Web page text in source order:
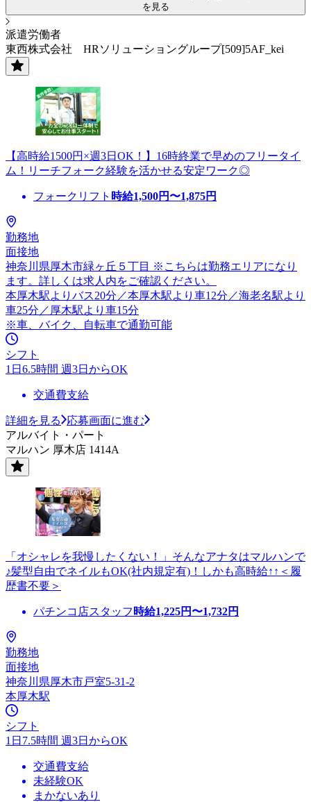
を見る
派遣労働者
東西株式会社 HRソリューショングループ[509]5AF_kei
【高時給1500円×週3日OK！】16時終業で早めのフリータイ
ム！リーチフォーク経験を活かせる安定ワーク◎
フォークリフト 時給1,500円〜1,875円
勤務地
面接地
神奈川県厚木市緑ヶ丘５丁目 ※こちらは勤務エリアになり
ます。詳しくは求人内をご確認ください。
本厚木駅よりバス20分／本厚木駅より車12分／海老名駅より
車25分／厚木駅より車15分
※車、バイク、自転車で通勤可能
シフト
1日6.5時間 週3日からOK
交通費支給
詳細を見る
応募画面に進む
アルバイト・パート
マルハン 厚木店 1414A
「オシャレを我慢したくない！」そんなアナタはマルハンで
♪髪型自由でネイルもOK(社内規定有)！しかも高時給↑↑＜履
歴書不要＞
パチンコ店スタッフ 時給1,225円〜1,732円
勤務地
面接地
神奈川県厚木市戸室5-31-2
本厚木駅
シフト
1日7.5時間 週3日からOK
交通費支給
未経験OK
まかないあり